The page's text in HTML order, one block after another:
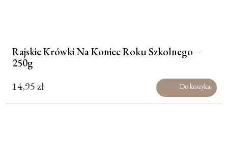
Rajskie Krówki Na Koniec Roku Szkolnego –
250g
14,95zł Do koszyka